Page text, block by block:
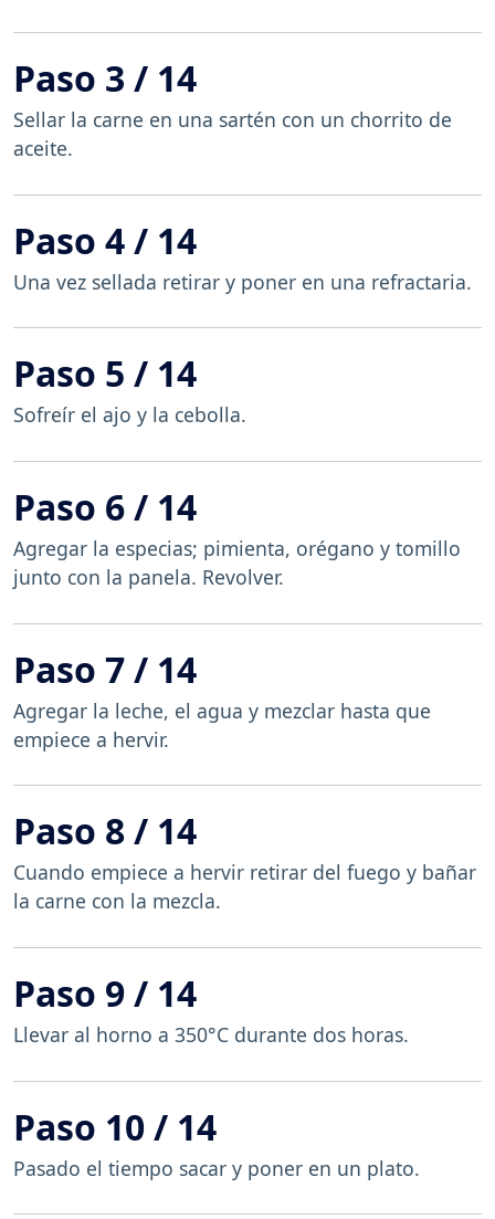
Paso 3 / 14
Sellar la carne en una sartén con un chorrito de
aceite.
Paso 4 / 14
Una vez sellada retirar y poner en una refractaria.
Paso 5 / 14
Sofreír el ajo y la cebolla.
Paso 6 / 14
Agregar la especias; pimienta, orégano y tomillo
junto con la panela. Revolver.
Paso 7 / 14
Agregar la leche, el agua y mezclar hasta que
empiece a hervir.
Paso 8 / 14
Cuando empiece a hervir retirar del fuego y bañar
la carne con la mezcla.
Paso 9 / 14
Llevar al horno a 350°C durante dos horas.
Paso 10 / 14
Pasado el tiempo sacar y poner en un plato.